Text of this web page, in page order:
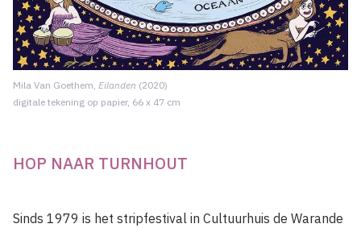
Mila Van Goethem, Eilanden (2020)
digitale tekening op papier, 66 x 47 cm
HOP NAAR TURNHOUT
Sinds 1979 is het stripfestival in Cultuurhuis de Warande